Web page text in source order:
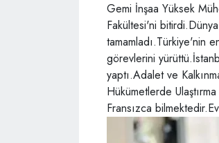
Gemi İnşaa Yüksek
Fakültesi'ni
tamamladı.Türkiye'nin
görevlerini
yaptı.Adalet ve
Hükümetlerde
Fransızca